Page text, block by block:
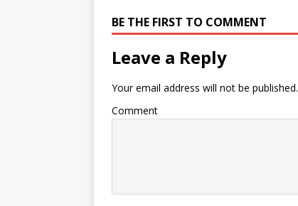
BE THE FIRST TO COMMENT
Leave a Reply
Your email address will not be published.
Comment